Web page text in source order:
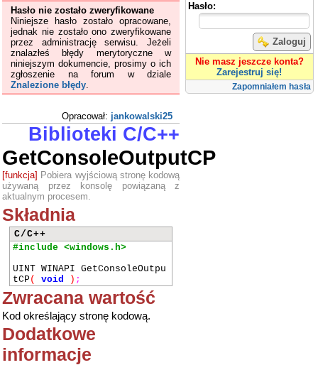
Hasło:
Zaloguj
Nie masz jeszcze konta?
Zarejestruj się!
Zapomniałem hasła
Hasło nie zostało zweryfikowane
Niniejsze hasło zostało opracowane,
jednak nie zostało ono zweryfikowane
przez administrację serwisu. Jeżeli
znalazłeś błędy merytoryczne w
niniejszym dokumencie, prosimy o ich
zgłoszenie na forum w dziale
Znalezione błędy.
Opracował: jankowalski25
Biblioteki C/C++
GetConsoleOutputCP
[funkcja] Pobiera wyjściową stronę kodową
używaną przez konsolę powiązaną z
aktualnym procesem.
Składnia
C/C++
#include <windows.h>
UINT WINAPI GetConsoleOutpu
tCP ( void ) ;
Zwracana wartość
Kod określający stronę kodową.
Dodatkowe
informacje